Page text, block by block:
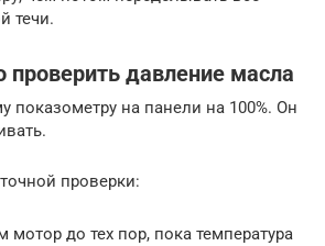
течи.
проверить давление масла
показометру на панели на 100%. Он
проверки:
мотор до тех пор, пока температура